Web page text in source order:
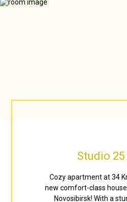
Studio
Cozy apartment at 34
new comfort-class house
Novosibirsk! With a